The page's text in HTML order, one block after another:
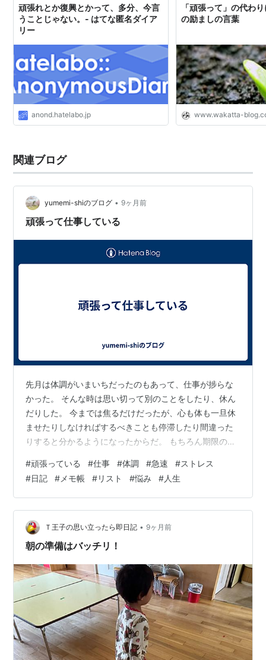
頑張れとか復興とかって、多分、今言
うことじゃない。- はてな匿名ダイア
リー
anond.hatelabo.jp
「頑張って」の代わ
の励ましの言葉
www.wakatta-
関連ブログ
yumemi-shiのブログ • 9ヶ月前
頑張って仕事している
先月は体調がいまいちだったのもあって、仕事が捗らな
かった。 そんな時は思い切って別のことをしたり、休ん
だりした。 今までは焦るだけだったが、心も体も一旦休
ませたりしなければするべきことも停滞したり間違った
りすると分かるようになったからだ。 もちろん期限のあ
回復したわけではないが、仕事が忙しくなり、やらなけ
ればならないので今は頑張って取り組んでいる。 やるこ
とが多くてすごくストレスを感じたので、新しく小さな
メモ帳を買ってきて、ToDoリストにした。することを書
き出しておくだけでも頭が少し整頓されてストレスの軽
減に役立つ。 手帳コーナーであれこれ…
#頑張っている #仕事 #体調 #急速 #ストレス
#日記 # メモ帳 #リスト #悩み #人生
Ｔ王子の思い立ったら即日記 • 9ヶ月前
朝の準備はバッチリ！